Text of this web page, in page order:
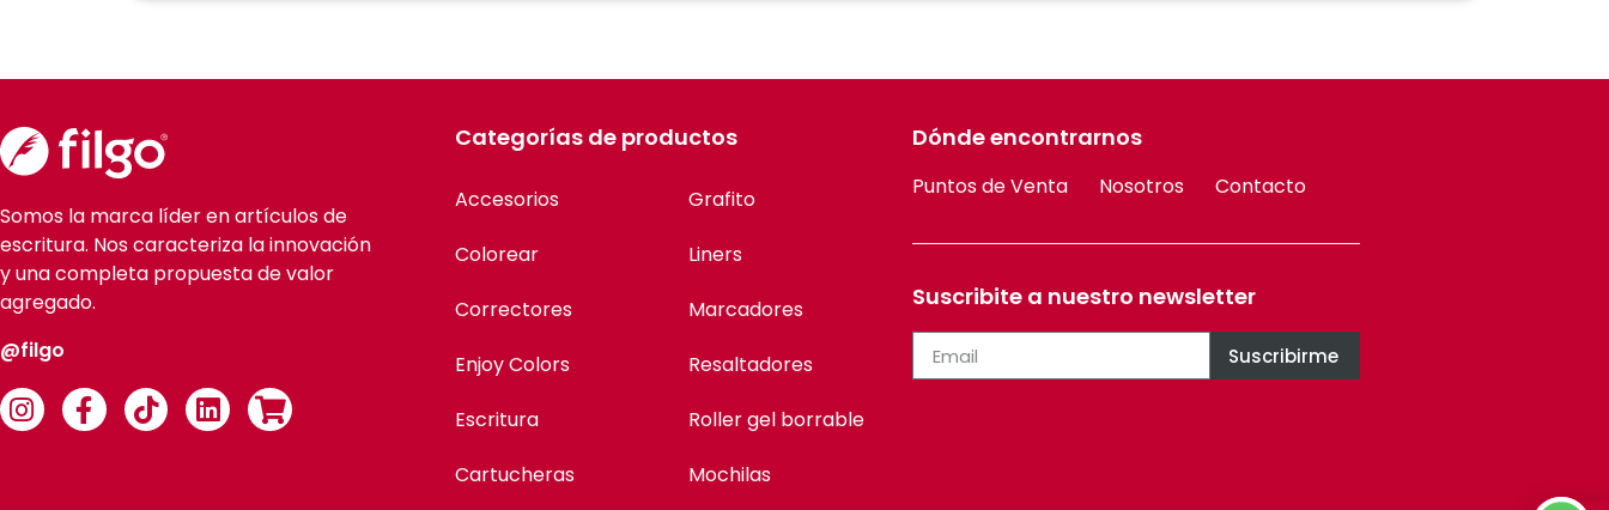
Somos la marca líder en artículos de
escritura. Nos caracteriza la innovación
y una completa propuesta de valor
agregado.
@filgo
Categorías de productos
Accesorios
Colorear
Correctores
Enjoy Colors
Escritura
Cartucheras
Grafito
Liners
Marcadores
Resaltadores
Roller gel borrable
Mochilas
Dónde encontrarnos
Puntos de Venta Nosotros Contacto
Suscribite a nuestro newsletter
Suscribirme